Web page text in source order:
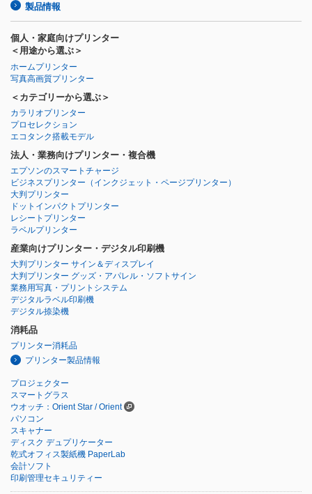
製品情報
個人・家庭向けプリンター
＜用途から選ぶ＞
ホームプリンター
写真高画質プリンター
＜カテゴリーから選ぶ＞
カラリオプリンター
プロセレクション
エコタンク搭載モデル
法人・業務向けプリンター・複合機
エプソンのスマートチャージ
ビジネスプリンター （インクジェット・ページプリンター）
大判プリンター
ドットインパクトプリンター
レシートプリンター
ラベルプリンター
産業向けプリンター・デジタル印刷機
大判プリンター サイン＆ディスプレイ
大判プリンター グッズ・アパレル・ソフトサイン
業務用写真・プリントシステム
デジタルラベル印刷機
デジタル捺染機
消耗品
プリンター消耗品
プリンター製品情報
プロジェクター
スマートグラス
ウオッチ：Orient Star / Orient
パソコン
スキャナー
ディスク デュプリケーター
乾式オフィス製紙機 PaperLab
会計ソフト
印刷管理セキュリティー